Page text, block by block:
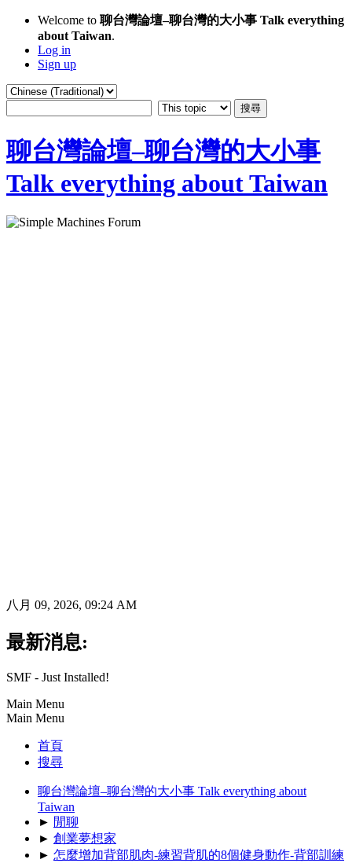
Welcome to 聊台灣論壇–聊台灣的大小事 Talk everything
about Taiwan.
Log in
Sign up
聊台灣論壇–聊台灣的大小事
Talk everything about Taiwan
八月 09, 2026, 09:24 AM
最新消息:
SMF - Just Installed!
Main Menu
Main Menu
首頁
搜尋
聊台灣論壇–聊台灣的大小事 Talk everything about
Taiwan
► 閒聊
► 創業夢想家
► 怎麼增加背部肌肉-練習背肌的8個健身動作-背部訓練